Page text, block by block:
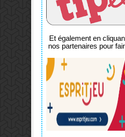
Et également en
nos partenaires pour